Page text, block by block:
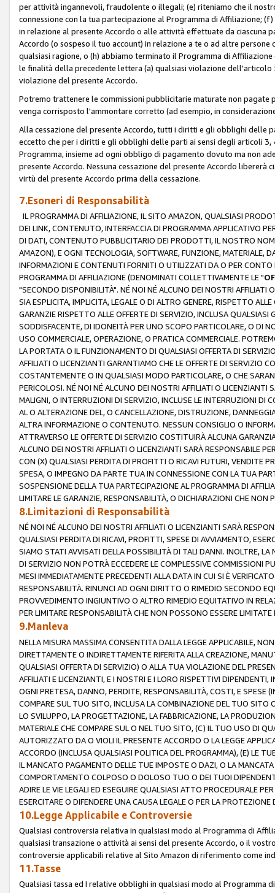
per attività ingannevoli, fraudolente o illegali; (e) riteniamo che il
connessione con la tua partecipazione al Programma di Affiliazione;
in relazione al presente Accordo o alle attività effettuate da ciascuna
Accordo (o sospeso il tuo account) in relazione a te o ad altre
qualsiasi ragione, o (h) abbiamo terminato il Programma di
le finalità della precedente lettera (a) qualsiasi violazione
violazione del presente Accordo.
Potremo trattenere le commissioni pubblicitarie maturate non
venga corrisposto l'ammontare corretto (ad esempio, in
Alla cessazione del presente Accordo, tutti i diritti e gli obblighi delle
eccetto che per i diritti e gli obblighi delle parti ai sensi degli articoli
Programma, insieme ad ogni obbligo di pagamento dovuto ma non
presente Accordo. Nessuna cessazione del presente Accordo
virtù del presente Accordo prima della cessazione.
7.Esoneri di Responsabilità
IL PROGRAMMA DI AFFILIAZIONE, IL SITO AMAZON, QUALSIASI
DEI LINK, CONTENUTO, INTERFACCIA DI PROGRAMMA APPLICATIVO
DI DATI, CONTENUTO PUBBLICITARIO DEI PRODOTTI, IL NOSTRO
AMAZON), E OGNI TECNOLOGIA, SOFTWARE, FUNZIONE, MATERIALE,
INFORMAZIONI E CONTENUTI FORNITI O UTILIZZATI DA O PER
PROGRAMMA DI AFFILIAZIONE (DENOMINATI COLLETTIVAMENTE LE "
"SECONDO DISPONIBILITÀ". NÉ NOI NÉ ALCUNO DEI NOSTRI
SIA ESPLICITA, IMPLICITA, LEGALE O DI ALTRO GENERE, RISPETTO
GARANZIE RISPETTO ALLE OFFERTE DI SERVIZIO, INCLUSA
SODDISFACENTE, DI IDONEITÀ PER UNO SCOPO PARTICOLARE, O DI
USO COMMERCIALE, OPERAZIONE, O PRATICA COMMERCIALE.
LA PORTATA O IL FUNZIONAMENTO DI QUALSIASI OFFERTA DI
AFFILIATI O LICENZIANTI GARANTIAMO CHE LE OFFERTE DI SERVIZIO
COSTANTEMENTE O IN QUALSIASI MODO PARTICOLARE, O CHE
PERICOLOSI. NÉ NOI NÉ ALCUNO DEI NOSTRI AFFILIATI O LICENZIANTI
MALIGNI, O INTERRUZIONI DI SERVIZIO, INCLUSE LE INTERRUZIONI DI
AL O ALTERAZIONE DEL, O CANCELLAZIONE, DISTRUZIONE,
ALTRA INFORMAZIONE O CONTENUTO. NESSUN CONSIGLIO O
ATTRAVERSO LE OFFERTE DI SERVIZIO COSTITUIRÀ ALCUNA
ALCUNO DEI NOSTRI AFFILIATI O LICENZIANTI SARÀ RESPONSABILE
CON (X) QUALSIASI PERDITA DI PROFITTI O RICAVI FUTURI, VENDITE
SPESA, O IMPEGNO DA PARTE TUA IN CONNESSIONE CON LA TUA
SOSPENSIONE DELLA TUA PARTECIPAZIONE AL PROGRAMMA DI
LIMITARE LE GARANZIE, RESPONSABILITÀ, O DICHIARAZIONI CHE NON
8.Limitazioni di Responsabilità
NÉ NOI NÉ ALCUNO DEI NOSTRI AFFILIATI O LICENZIANTI SARÀ
QUALSIASI PERDITA DI RICAVI, PROFITTI, SPESE DI AVVIAMENTO,
SIAMO STATI AVVISATI DELLA POSSIBILITÀ DI TALI DANNI. INOLTRE,
DI SERVIZIO NON POTRÀ ECCEDERE LE COMPLESSIVE COMMISSIONI
MESI IMMEDIATAMENTE PRECEDENTI ALLA DATA IN CUI SI È
RESPONSABILITÀ. RINUNCI AD OGNI DIRITTO O RIMEDIO SECONDO
PROVVEDIMENTO INGIUNTIVO O ALTRO RIMEDIO EQUITATIVO IN
PER LIMITARE RESPONSABILITÀ CHE NON POSSONO ESSERE LIMITATE
9.Manleva
NELLA MISURA MASSIMA CONSENTITA DALLA LEGGE APPLICABILE,
DIRETTAMENTE O INDIRETTAMENTE RIFERITA ALLA CREAZIONE,
QUALSIASI OFFERTA DI SERVIZIO) O ALLA TUA VIOLAZIONE DEL
AFFILIATI E LICENZIANTI, E I NOSTRI E I LORO RISPETTIVI
OGNI PRETESA, DANNO, PERDITE, RESPONSABILITÀ, COSTI, E SPESE
COMPARE SUL TUO SITO, INCLUSA LA COMBINAZIONE DEL TUO SITO
LO SVILUPPO, LA PROGETTAZIONE, LA FABBRICAZIONE, LA
MATERIALE CHE COMPARE SUL O NEL TUO SITO, (C) IL TUO USO DI
AUTORIZZATO DA O VIOLI IL PRESENTE ACCORDO O LA LEGGE
ACCORDO (INCLUSA QUALSIASI POLITICA DEL PROGRAMMA), (E) LE
IL MANCATO PAGAMENTO DELLE TUE IMPOSTE O DAZI, O LA
COMPORTAMENTO COLPOSO O DOLOSO TUO O DEI TUOI
ADIRE LE VIE LEGALI ED ESEGUIRE QUALSIASI ATTO PROCEDURALE
ESERCITARE O DIFENDERE UNA CAUSA LEGALE O PER LA
10.Legge Applicabile e Controversie
Qualsiasi controversia relativa in qualsiasi modo al Programma di
qualsiasi transazione o attività ai sensi del presente Accordo, o il
controversie applicabili relative al Sito Amazon di riferimento come
11.Tasse
Qualsiasi tassa ed I relative obblighi in qualsiasi modo al